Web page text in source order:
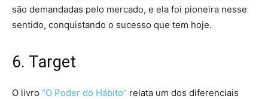
são demandadas pelo mercado, e ela foi pioneira nesse
sentido, conquistando o sucesso que tem hoje.
6. Target
O livro “O Poder do Hábito” relata um dos diferenciais